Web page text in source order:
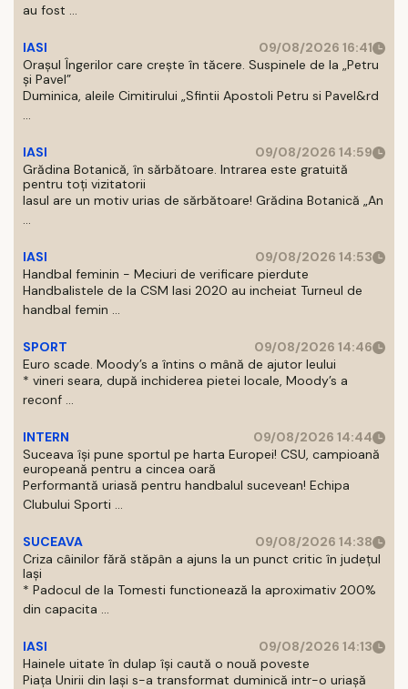
au fost ...
IASI
09/08/2026 16:41
Orașul Îngerilor care crește în tăcere. Suspinele de la „Petru
și Pavel”
Duminica, aleile Cimitirului „Sfintii Apostoli Petru si Pavel&rd
...
IASI
09/08/2026 14:59
Grădina Botanică, în sărbătoare. Intrarea este gratuită
pentru toți vizitatorii
Iasul are un motiv urias de sărbătoare! Grădina Botanică „An
...
IASI
09/08/2026 14:53
Handbal feminin - Meciuri de verificare pierdute
Handbalistele de la CSM Iasi 2020 au incheiat Turneul de
handbal femin ...
SPORT
09/08/2026 14:46
Euro scade. Moody’s a întins o mână de ajutor leului
* vineri seara, după inchiderea pietei locale, Moody’s a
reconf ...
INTERN
09/08/2026 14:44
Suceava își pune sportul pe harta Europei! CSU, campioană
europeană pentru a cincea oară
Performantă uriasă pentru handbalul sucevean! Echipa
Clubului Sporti ...
SUCEAVA
09/08/2026 14:38
Criza câinilor fără stăpân a ajuns la un punct critic în județul
Iași
* Padocul de la Tomesti functionează la aproximativ 200%
din capacita ...
IASI
09/08/2026 14:13
Hainele uitate în dulap îşi caută o nouă poveste
Piaţa Unirii din Iaşi s-a transformat duminică intr-o uriaşă